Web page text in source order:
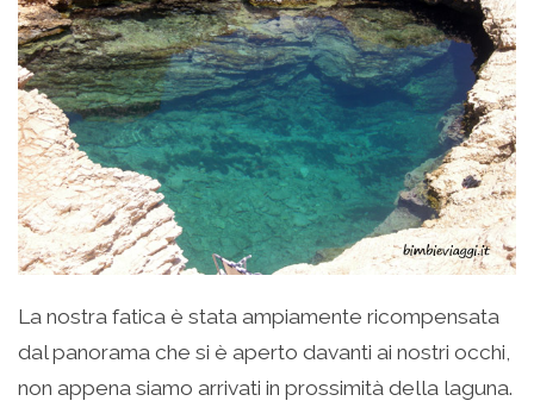
La nostra fatica è stata ampiamente ricompensata
dal panorama che si è aperto davanti ai nostri occhi,
non appena siamo arrivati in prossimità della laguna.